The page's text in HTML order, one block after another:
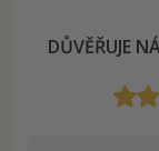
DŮVĚŘUJE